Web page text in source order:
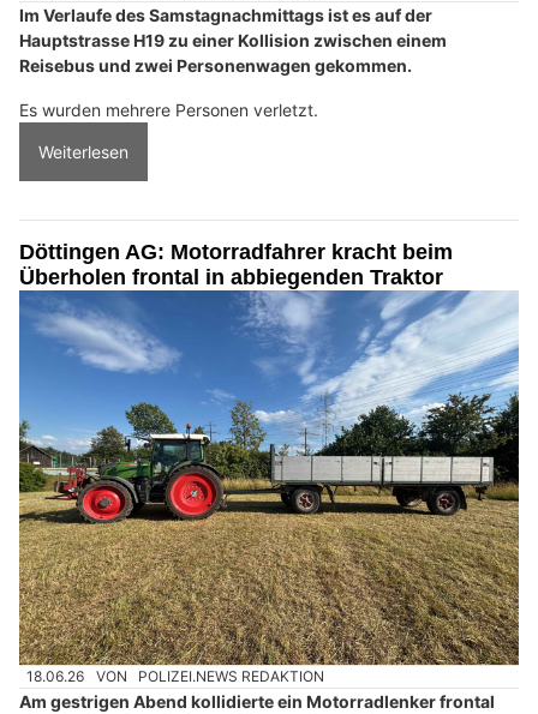
Im Verlaufe des Samstagnachmittags ist es auf der
Hauptstrasse H19 zu einer Kollision zwischen einem
Reisebus und zwei Personenwagen gekommen.
Es wurden mehrere Personen verletzt.
Weiterlesen
Döttingen AG: Motorradfahrer kracht beim
Überholen frontal in abbiegenden Traktor
18.06.26 VON POLIZEI.NEWS REDAKTION
Am gestrigen Abend kollidierte ein Motorradlenker frontal